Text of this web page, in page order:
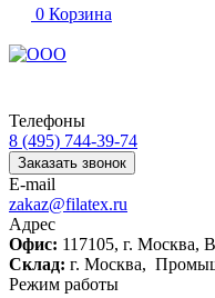
0 Корзина
Телефоны
8 (495) 744-39-74
Заказать звонок
E-mail
zakaz@filatex.ru
Адрес
Офис: 117105, г. Москва,
Склад: г. Москва,
Режим работы